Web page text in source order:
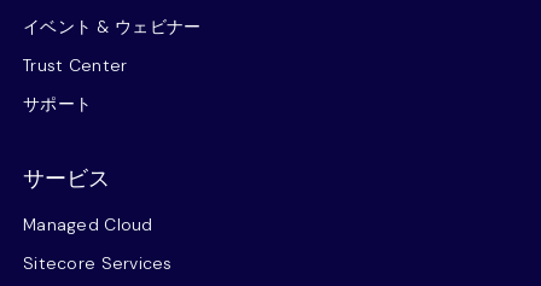
イベント & ウェビナー
Trust Center
サポート
サービス
Managed Cloud
Sitecore Services